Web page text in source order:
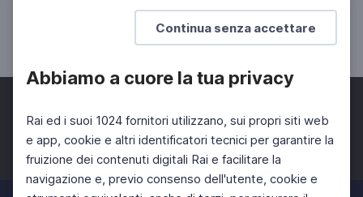
Continua senza accettare
Abbiamo a cuore la tua privacy
Rai ed i suoi 1024 fornitori utilizzano, sui propri siti web
e app, cookie e altri identificatori tecnici per garantire la
fruizione dei contenuti digitali Rai e facilitare la
navigazione e, previo consenso dell'utente, cookie e
Scuola News- Speciale estate 2
Facebook Twitter Instagram